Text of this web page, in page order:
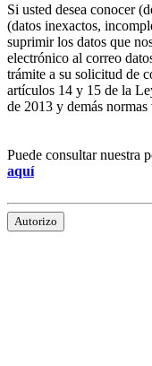
Si usted desea conocer
(datos inexactos,
suprimir los datos que
electrónico al correo
trámite a su solicitud de
artículos 14 y 15 de la
de 2013 y demás normas
Puede consultar nuestra
aquí
Autorizo